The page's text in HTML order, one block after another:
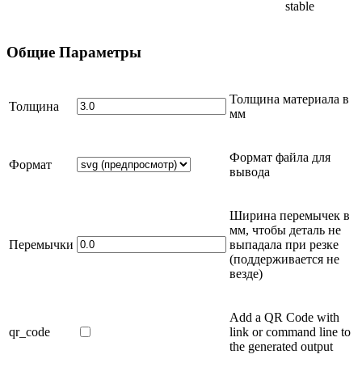
stable
Общие Параметры
Толщина
Толщина материала в
мм
Формат
Формат файла для
вывода
Перемычки
Ширина перемычек в
мм, чтобы деталь не
выпадала при резке
(поддерживается не
везде)
qr_code
Add a QR Code with
link or command line to
the generated output